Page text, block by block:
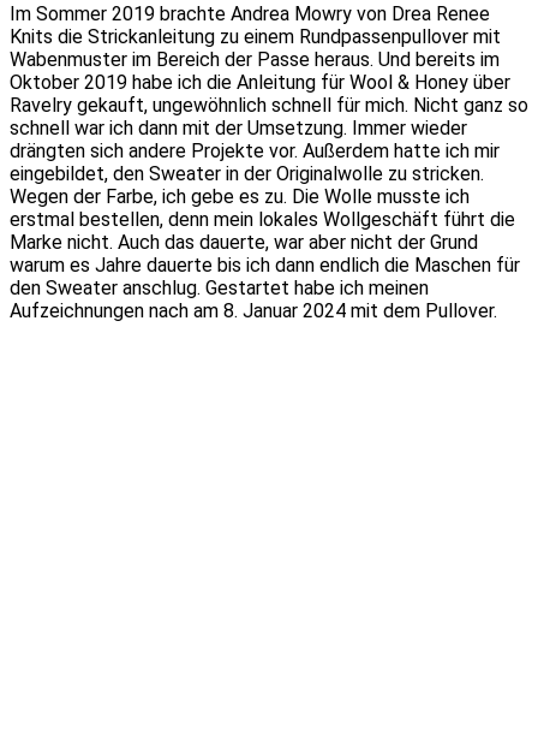
Im Sommer 2019 brachte Andrea Mowry von Drea Renee
Knits die Strickanleitung zu einem Rundpassenpullover mit
Wabenmuster im Bereich der Passe heraus. Und bereits im
Oktober 2019 habe ich die Anleitung für Wool & Honey über
Ravelry gekauft, ungewöhnlich schnell für mich. Nicht ganz so
schnell war ich dann mit der Umsetzung. Immer wieder
drängten sich andere Projekte vor. Außerdem hatte ich mir
eingebildet, den Sweater in der Originalwolle zu stricken.
Wegen der Farbe, ich gebe es zu. Die Wolle musste ich
erstmal bestellen, denn mein lokales Wollgeschäft führt die
Marke nicht. Auch das dauerte, war aber nicht der Grund
warum es Jahre dauerte bis ich dann endlich die Maschen für
den Sweater anschlug. Gestartet habe ich meinen
Aufzeichnungen nach am 8. Januar 2024 mit dem Pullover.